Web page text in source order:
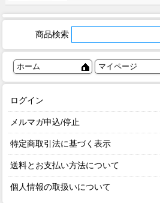
商品検索
ホーム マイページ
ログイン
メルマガ申込/停止
特定商取引法に基づく表示
送料とお支払い方法について
個人情報の取扱いについて